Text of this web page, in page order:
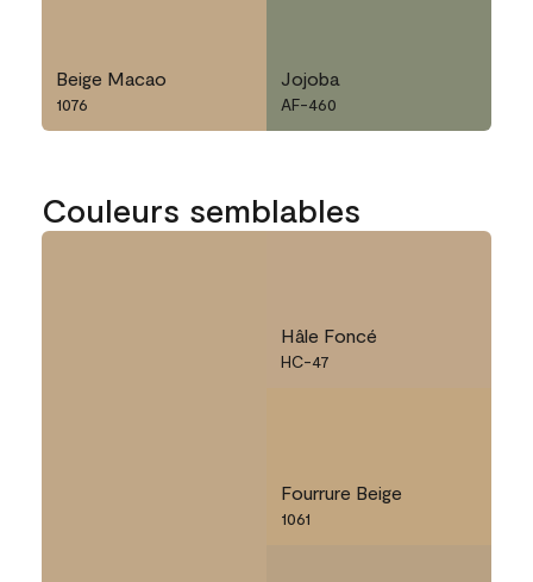
Beige Macao
1076
Jojoba
AF-460
Couleurs semblables
Hâle Foncé
HC-47
Fourrure Beige
1061